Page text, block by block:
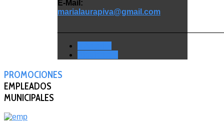
E-Mail:
marialaurapiva@gmail.com
PROMOCIONES
EMPLEADOS
MUNICIPALES